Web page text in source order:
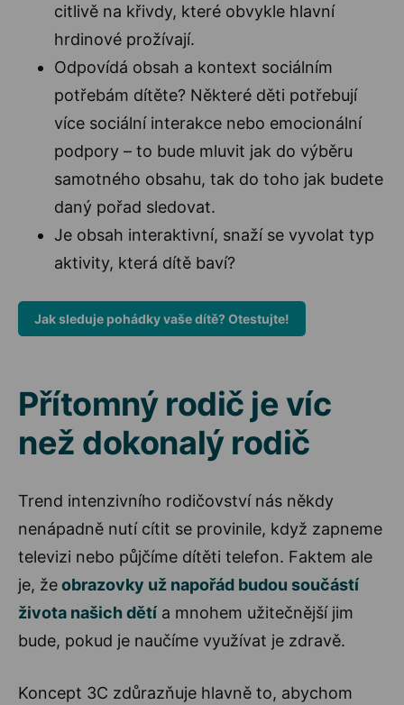
citlivě na křivdy, které obvykle hlavní
hrdinové prožívají.
Odpovídá obsah a kontext sociálním
potřebám dítěte? Některé děti potřebují
více sociální interakce nebo emocionální
podpory – to bude mluvit jak do výběru
samotného obsahu, tak do toho jak budete
daný pořad sledovat.
Je obsah interaktivní, snaží se vyvolat typ
aktivity, která dítě baví?
Jak sleduje pohádky vaše dítě? Otestujte!
Přítomný rodič je víc
než dokonalý rodič
Trend intenzivního rodičovství nás někdy
nenápadně nutí cítit se provinile, když zapneme
televizi nebo půjčíme dítěti telefon. Faktem ale
je, žeobrazovky už napořád budou součástí
života našich dětí a mnohem užitečnější jim
bude, pokud je naučíme využívat je zdravě.
Koncept 3C zdůrazňuje hlavně to, abychom